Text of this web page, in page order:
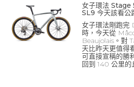
女子環法 Stage
SL9 今天該看公
女子環法剛跑完
時，今天從
Beaujolais。對
天比昨天更值得
可直接宣稱的勝
回到 140 公里的